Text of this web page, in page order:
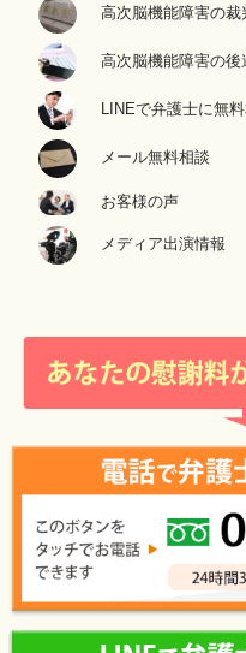
高次脳機能障害の裁
高次脳機能障害の
LINEで弁護士に無
メール無料相談
お客様の声
メディア出演情報